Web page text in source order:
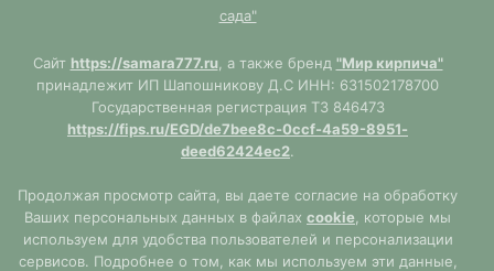
сада"
Сайт https://samara777.ru, а также бренд "Мир кирпича"
принадлежит ИП Шапошникову Д.С ИНН: 631502178700
Государственная регистрация ТЗ 846473
https://fips.ru/EGD/de7bee8c-0ccf-4a59-8951-
deed62424ec2.
Продолжая просмотр сайта, вы даете согласие на обработку
Ваших персональных данных в файлах cookie , которые мы
используем для удобства пользователей и персонализации
сервисов. Подробнее о том, как мы используем эти данные,